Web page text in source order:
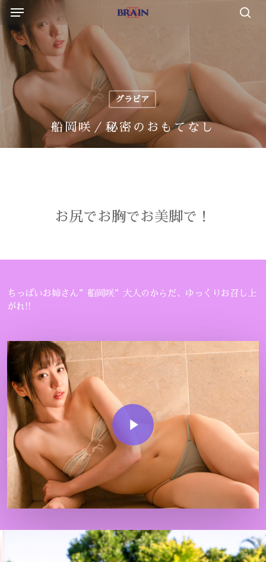
Skip
to
main
content
Menu
グラビア
船岡咲／秘密のおもてなし
お尻でお胸でお美脚で！
ちっぱいお姉さん”船岡咲”大人のからだ、ゆっくりお召し上
がれ!!
Play Video